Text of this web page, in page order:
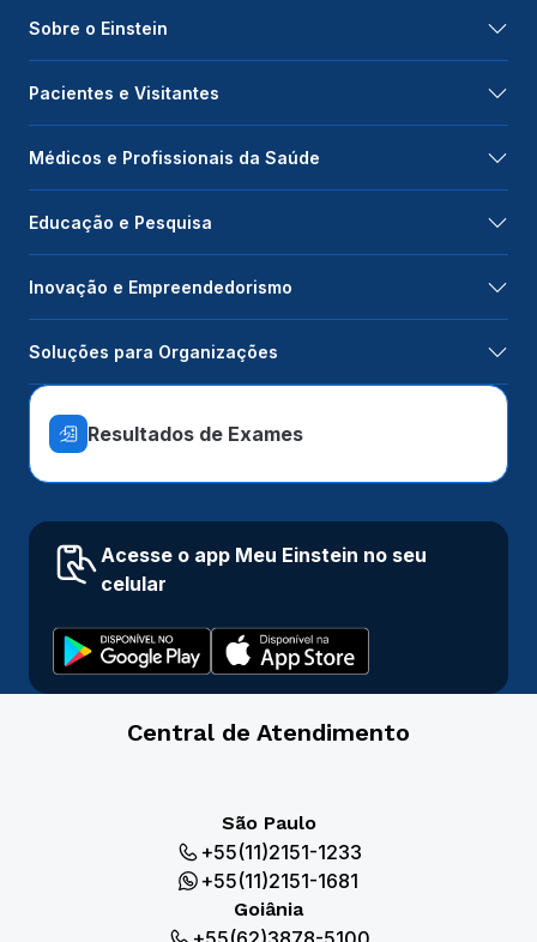
Sobre o Einstein
Pacientes e Visitantes
Médicos e Profissionais da Saúde
Educação e Pesquisa
Inovação e Empreendedorismo
Soluções para Organizações
Resultados de Exames
Acesse o app Meu Einstein no seu
celular
Central de Atendimento
São Paulo
+55(11)2151-1233
+55(11)2151-1681
Goiânia